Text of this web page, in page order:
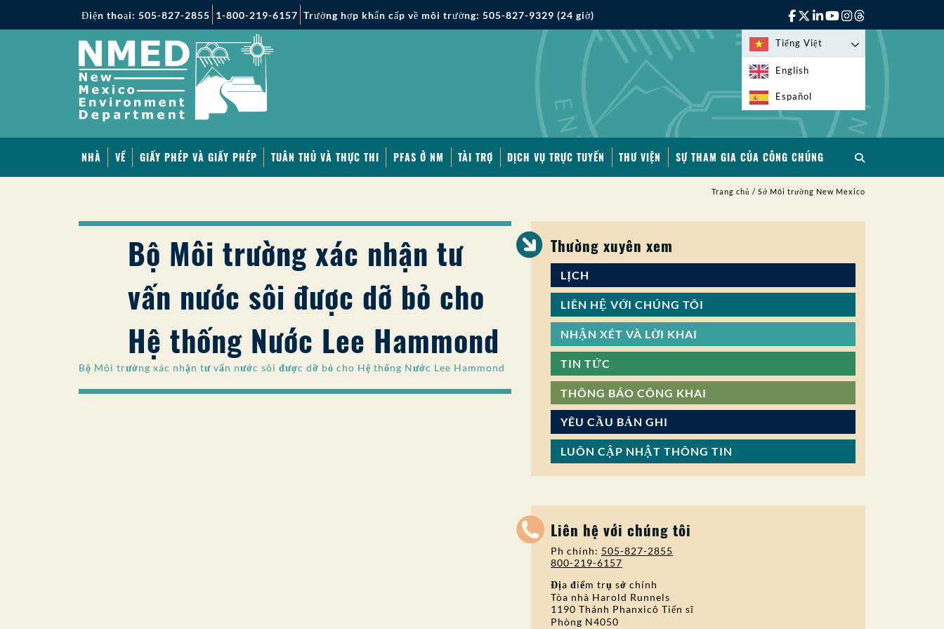
Điện thoại: 505-827-2855 1-800-219-6157 Trường hợp khẩn cấp về môi trường: 505-827-9329 (24 giờ)
Tiếng Việt
English
Español
NHÀ VỀ GIẤY PHÉP VÀ GIẤY PHÉP TUÂN THỦ VÀ THỰC THI PFAS Ở NM TÀI TRỢ DỊCH VỤ TRỰC TUYẾN THƯ VIỆN SỰ THAM GIA CỦA CÔNG CHÚNG
Trang chủ / Sở Môi trường New Mexico
Bộ Môi trường xác nhận tư
vấn nước sôi được dỡ bỏ cho
Hệ thống Nước Lee Hammond
Bộ Môi trường xác nhận tư vấn nước sôi được dỡ bỏ cho Hệ thống Nước Lee Hammond
Thường xuyên xem
LỊCH
LIÊN HỆ VỚI CHÚNG TÔI
NHẬN XÉT VÀ LỜI KHAI
TIN TỨC
THÔNG BÁO CÔNG KHAI
YÊU CẦU BẢN GHI
LUÔN CẬP NHẬT THÔNG TIN
Liên hệ với chúng tôi
Ph chính: 505-827-2855
800-219-6157
Địa điểm trụ sở chính
Tòa nhà Harold Runnels
1190 Thánh Phanxicô Tiến sĩ
Phòng N4050